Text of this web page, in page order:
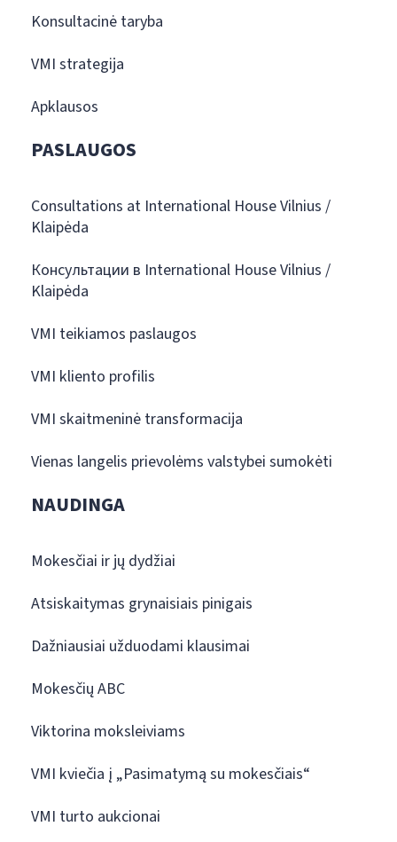
Konsultacinė taryba
VMI strategija
Apklausos
PASLAUGOS
Consultations at International House Vilnius /
Klaipėda
Консультации в International House Vilnius /
Klaipėda
VMI teikiamos paslaugos
VMI kliento profilis
VMI skaitmeninė transformacija
Vienas langelis prievolėms valstybei sumokėti
NAUDINGA
Mokesčiai ir jų dydžiai
Atsiskaitymas grynaisiais pinigais
Dažniausiai užduodami klausimai
Mokesčių ABC
Viktorina moksleiviams
VMI kviečia į „Pasimatymą su mokesčiais“
VMI turto aukcionai